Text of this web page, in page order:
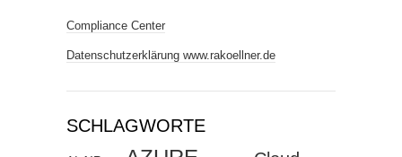
Compliance Center
Datenschutzerklärung www.rakoellner.de
SCHLAGWORTE